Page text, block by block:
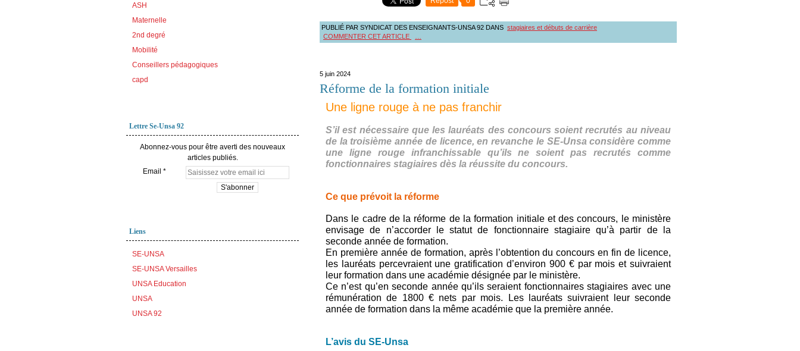
ASH
Maternelle
2nd degré
Mobilité
Conseillers pédagogiques
capd
Lettre Se-Unsa 92
Abonnez-vous pour être averti des nouveaux
articles publiés.
Email
Liens
SE-UNSA
SE-UNSA Versailles
UNSA Education
UNSA
UNSA 92
PUBLIÉ PAR SYNDICAT DES ENSEIGNANTS-UNSA 92 DANS stagiaires et débuts de carrière
COMMENTER CET ARTICLE
5 juin 2024
Réforme de la formation initiale
Une ligne rouge à ne pas franchir
S’il est nécessaire que les lauréats des concours soient recrutés au niveau
de la troisième année de licence, en revanche le SE-Unsa considère comme
une ligne rouge infranchissable qu’ils ne soient pas recrutés comme
fonctionnaires stagiaires dès la réussite du concours.
Ce que prévoit la réforme
Dans le cadre de la réforme de la formation initiale et des concours, le ministère
envisage de n’accorder le statut de fonctionnaire stagiaire qu’à partir de la
seconde année de formation.
En première année de formation, après l’obtention du concours en fin de licence,
les lauréats percevraient une gratification d’environ 900 € par mois et suivraient
leur formation dans une académie désignée par le ministère.
Ce n’est qu’en seconde année qu’ils seraient fonctionnaires stagiaires avec une
rémunération de 1800 € nets par mois. Les lauréats suivraient leur seconde
année de formation dans la même académie que la première année.
L’avis du SE-Unsa